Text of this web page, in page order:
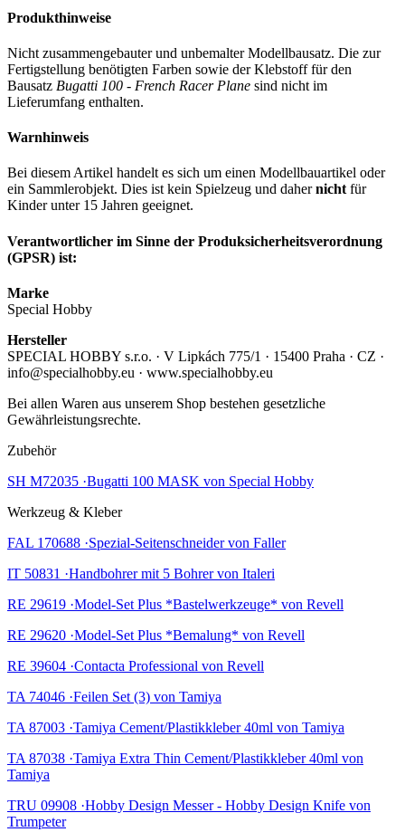
Produkthinweise
Nicht zusammengebauter und unbemalter Modellbausatz. Die zur
Fertigstellung benötigten Farben sowie der Klebstoff für den
Bausatz Bugatti 100 - French Racer Plane sind nicht im
Lieferumfang enthalten.
Warnhinweis
Bei diesem Artikel handelt es sich um einen Modellbauartikel oder
ein Sammlerobjekt. Dies ist kein Spielzeug und dahernicht für
Kinder unter 15 Jahren geeignet.
Verantwortlicher im Sinne der Produksicherheitsverordnung
(GPSR) ist:
Marke
Special Hobby
Hersteller
SPECIAL HOBBY s.r.o. · V Lipkách 775/1 · 15400 Praha · CZ ·
info@specialhobby.eu · www.specialhobby.eu
Bei allen Waren aus unserem Shop bestehen gesetzliche
Gewährleistungsrechte.
Zubehör
SH M72035 ·Bugatti 100 MASK von Special Hobby
Werkzeug & Kleber
FAL 170688 ·Spezial-Seitenschneider von Faller
IT 50831 ·Handbohrer mit 5 Bohrer von Italeri
RE 29619 ·Model-Set Plus *Bastelwerkzeuge* von Revell
RE 29620 ·Model-Set Plus *Bemalung* von Revell
RE 39604 ·Contacta Professional von Revell
TA 74046 ·Feilen Set (3) von Tamiya
TA 87003 ·Tamiya Cement/Plastikkleber 40ml von Tamiya
TA 87038 ·Tamiya Extra Thin Cement/Plastikkleber 40ml von
Tamiya
TRU 09908 ·Hobby Design Messer - Hobby Design Knife von
Trumpeter